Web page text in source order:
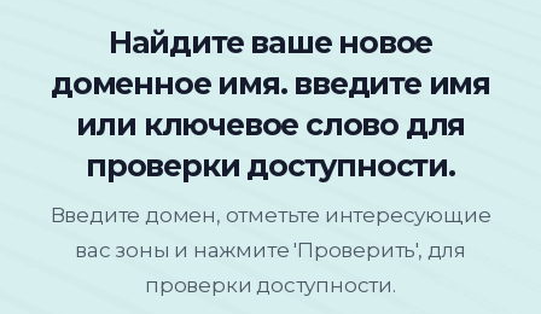
Найдите ваше новое
доменное имя. введите имя
или ключевое слово для
проверки доступности.
Введите домен, отметьте интересующие
вас зоны и нажмите 'Проверить', для
проверки доступности.